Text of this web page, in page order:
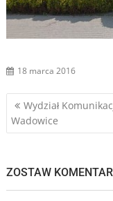
18 marca 2016
Nawigacja
wpisu
Wydział
Wadowice
ZOSTAW